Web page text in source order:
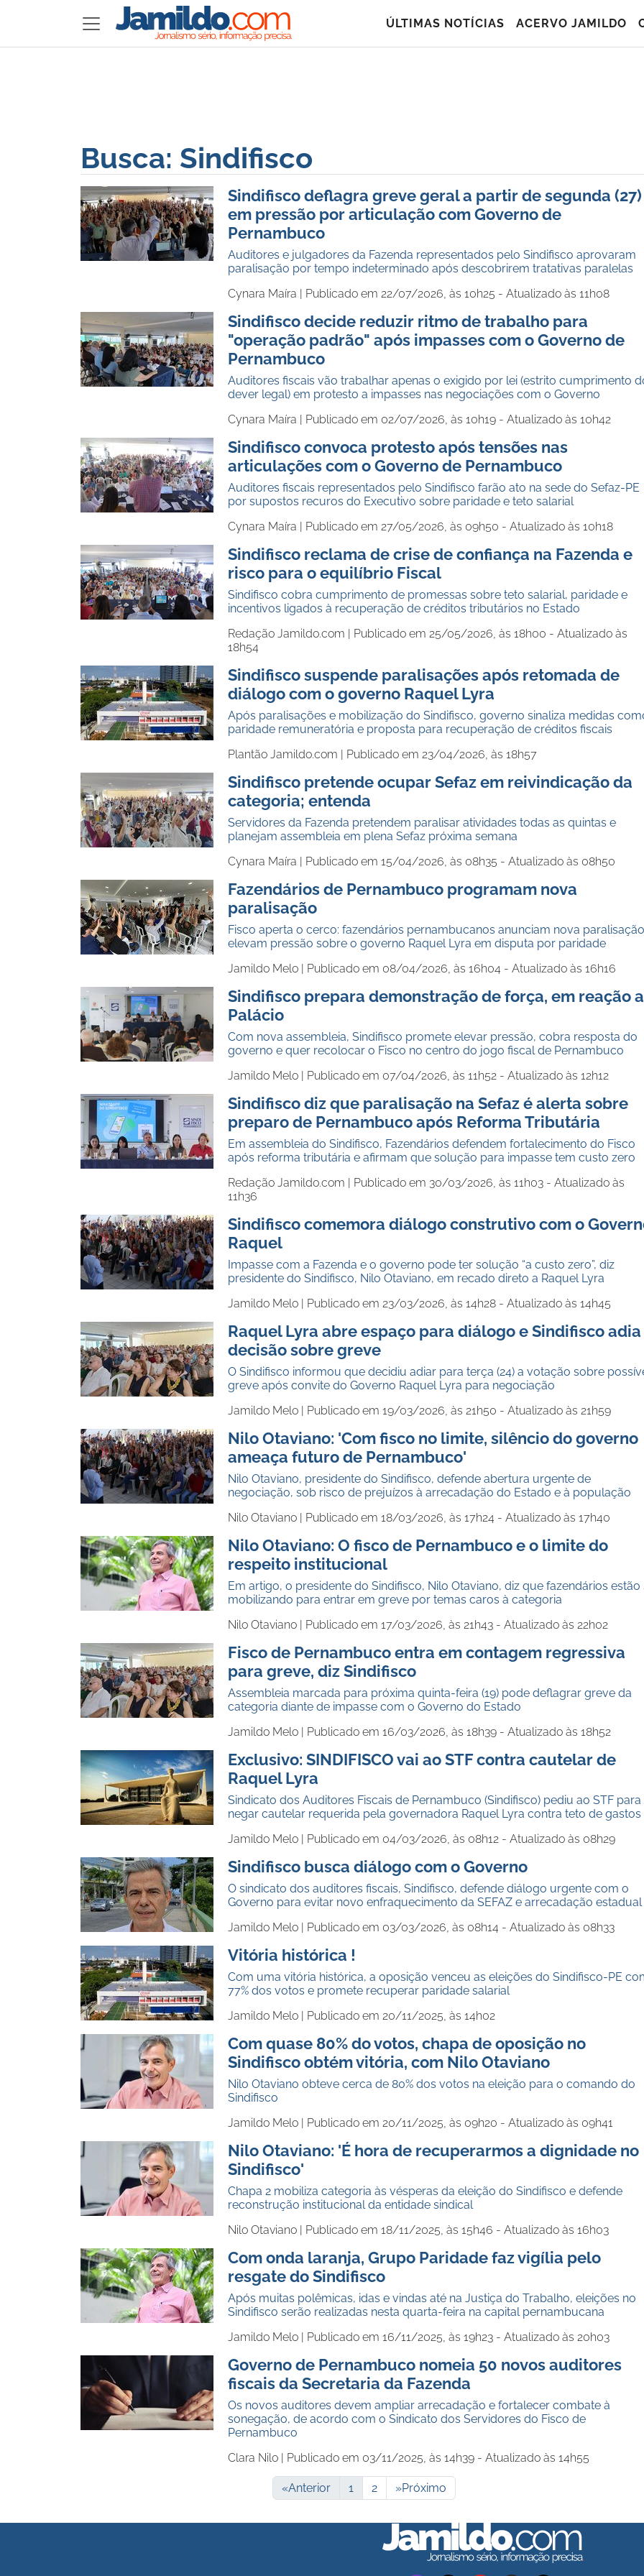
ÚLTIMAS NOTÍCIAS ACERVO JAMILDO
Busca: Sindifisco
Sindifisco deflagra greve geral a partir de segunda (27)
em pressão por articulação com Governo de
Pernambuco
Auditores e julgadores da Fazenda representados pelo Sindifisco aprovaram
paralisação por tempo indeterminado após descobrirem tratativas paralelas
Cynara Maíra | Publicado em 22/07/2026, às 10h25 - Atualizado às 11h08
Sindifisco decide reduzir ritmo de trabalho para
"operação padrão" após impasses com o Governo de
Pernambuco
Auditores fiscais vão trabalhar apenas o exigido por lei (estrito cumprimento
dever legal) em protesto a impasses nas negociações com o Governo
Cynara Maíra | Publicado em 02/07/2026, às 10h19 - Atualizado às 10h42
Sindifisco convoca protesto após tensões nas
articulações com o Governo de Pernambuco
Auditores fiscais representados pelo Sindifisco farão ato na sede do Sefaz-PE
por supostos recuros do Executivo sobre paridade e teto salarial
Cynara Maíra | Publicado em 27/05/2026, às 09h50 - Atualizado às 10h18
Sindifisco reclama de crise de confiança na Fazenda e
risco para o equilíbrio Fiscal
Sindifisco cobra cumprimento de promessas sobre teto salarial, paridade e
incentivos ligados à recuperação de créditos tributários no Estado
Redação Jamildo.com | Publicado em 25/05/2026, às 18h00 - Atualizado às
18h54
Sindifisco suspende paralisações após retomada de
diálogo com o governo Raquel Lyra
Após paralisações e mobilização do Sindifisco, governo sinaliza medidas
paridade remuneratória e proposta para recuperação de créditos fiscais
Plantão Jamildo.com | Publicado em 23/04/2026, às 18h57
Sindifisco pretende ocupar Sefaz em reivindicação da
categoria; entenda
Servidores da Fazenda pretendem paralisar atividades todas as quintas e
planejam assembleia em plena Sefaz próxima semana
Cynara Maíra | Publicado em 15/04/2026, às 08h35 - Atualizado às 08h50
Fazendários de Pernambuco programam nova
paralisação
Fisco aperta o cerco: fazendários pernambucanos anunciam nova
elevam pressão sobre o governo Raquel Lyra em disputa por paridade
Jamildo Melo | Publicado em 08/04/2026, às 16h04 - Atualizado às 16h16
Sindifisco prepara demonstração de força, em reação
Palácio
Com nova assembleia, Sindifisco promete elevar pressão, cobra resposta do
governo e quer recolocar o Fisco no centro do jogo fiscal de Pernambuco
Jamildo Melo | Publicado em 07/04/2026, às 11h52 - Atualizado às 12h12
Sindifisco diz que paralisação na Sefaz é alerta sobre
preparo de Pernambuco após Reforma Tributária
Em assembleia do Sindifisco, Fazendários defendem fortalecimento do Fisco
após reforma tributária e afirmam que solução para impasse tem custo zero
Redação Jamildo.com | Publicado em 30/03/2026, às 11h03 - Atualizado às
11h36
Sindifisco comemora diálogo construtivo com o
Raquel
Impasse com a Fazenda e o governo pode ter solução “a custo zero”, diz
presidente do Sindifisco, Nilo Otaviano, em recado direto a Raquel Lyra
Jamildo Melo | Publicado em 23/03/2026, às 14h28 - Atualizado às 14h45
Raquel Lyra abre espaço para diálogo e Sindifisco adia
decisão sobre greve
O Sindifisco informou que decidiu adiar para terça (24) a votação sobre
greve após convite do Governo Raquel Lyra para negociação
Jamildo Melo | Publicado em 19/03/2026, às 21h50 - Atualizado às 21h59
Nilo Otaviano: 'Com fisco no limite, silêncio do governo
ameaça futuro de Pernambuco'
Nilo Otaviano, presidente do Sindifisco, defende abertura urgente de
negociação, sob risco de prejuízos à arrecadação do Estado e à população
Nilo Otaviano | Publicado em 18/03/2026, às 17h24 - Atualizado às 17h40
Nilo Otaviano: O fisco de Pernambuco e o limite do
respeito institucional
Em artigo, o presidente do Sindifisco, Nilo Otaviano, diz que fazendários estão
mobilizando para entrar em greve por temas caros à categoria
Nilo Otaviano | Publicado em 17/03/2026, às 21h43 - Atualizado às 22h02
Fisco de Pernambuco entra em contagem regressiva
para greve, diz Sindifisco
Assembleia marcada para próxima quinta-feira (19) pode deflagrar greve da
categoria diante de impasse com o Governo do Estado
Jamildo Melo | Publicado em 16/03/2026, às 18h39 - Atualizado às 18h52
Exclusivo: SINDIFISCO vai ao STF contra cautelar de
Raquel Lyra
Sindicato dos Auditores Fiscais de Pernambuco (Sindifisco) pediu ao STF para
negar cautelar requerida pela governadora Raquel Lyra contra teto de gastos
Jamildo Melo | Publicado em 04/03/2026, às 08h12 - Atualizado às 08h29
Sindifisco busca diálogo com o Governo
O sindicato dos auditores fiscais, Sindifisco, defende diálogo urgente com o
Governo para evitar novo enfraquecimento da SEFAZ e arrecadação estadual
Jamildo Melo | Publicado em 03/03/2026, às 08h14 - Atualizado às 08h33
Vitória histórica !
Com uma vitória histórica, a oposição venceu as eleições do Sindifisco-PE
77% dos votos e promete recuperar paridade salarial
Jamildo Melo | Publicado em 20/11/2025, às 14h02
Com quase 80% do votos, chapa de oposição no
Sindifisco obtém vitória, com Nilo Otaviano
Nilo Otaviano obteve cerca de 80% dos votos na eleição para o comando do
Sindifisco
Jamildo Melo | Publicado em 20/11/2025, às 09h20 - Atualizado às 09h41
Nilo Otaviano: 'É hora de recuperarmos a dignidade no
Sindifisco'
Chapa 2 mobiliza categoria às vésperas da eleição do Sindifisco e defende
reconstrução institucional da entidade sindical
Nilo Otaviano | Publicado em 18/11/2025, às 15h46 - Atualizado às 16h03
Com onda laranja, Grupo Paridade faz vigília pelo
resgate do Sindifisco
Após muitas polêmicas, idas e vindas até na Justiça do Trabalho, eleições no
Sindifisco serão realizadas nesta quarta-feira na capital pernambucana
Jamildo Melo | Publicado em 16/11/2025, às 19h23 - Atualizado às 20h03
Governo de Pernambuco nomeia 50 novos auditores
fiscais da Secretaria da Fazenda
Os novos auditores devem ampliar arrecadação e fortalecer combate à
sonegação, de acordo com o Sindicato dos Servidores do Fisco de
Pernambuco
Clara Nilo | Publicado em 03/11/2025, às 14h39 - Atualizado às 14h55
«Anterior 1 2 »Próximo